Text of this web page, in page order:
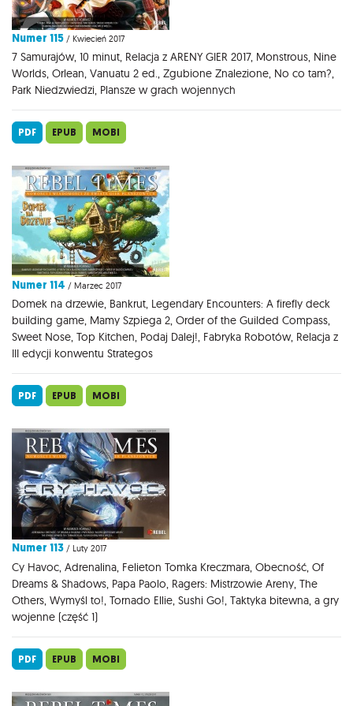
Numer 115 / Kwiecień 2017
7 Samurajów, 10 minut, Relacja z ARENY GIER 2017, Monstrous, Nine
Worlds, Orlean, Vanuatu 2 ed., Zgubione Znalezione, No co tam?,
Park Niedzwiedzi, Plansze w grach wojennych
PDF EPUB MOBI
Numer 114 / Marzec 2017
Domek na drzewie, Bankrut, Legendary Encounters: A firefly deck
building game, Mamy Szpiega 2, Order of the Guilded Compass,
Sweet Nose, Top Kitchen, Podaj Dalej!, Fabryka Robotów, Relacja z
III edycji konwentu Strategos
PDF EPUB MOBI
Numer 113 / Luty 2017
Cy Havoc, Adrenalina, Felieton Tomka Kreczmara, Obecność, Of
Dreams & Shadows, Papa Paolo, Ragers: Mistrzowie Areny, The
Others, Wymyśl to!, Tornado Ellie, Sushi Go!, Taktyka bitewna, a gry
wojenne (część 1)
PDF EPUB MOBI